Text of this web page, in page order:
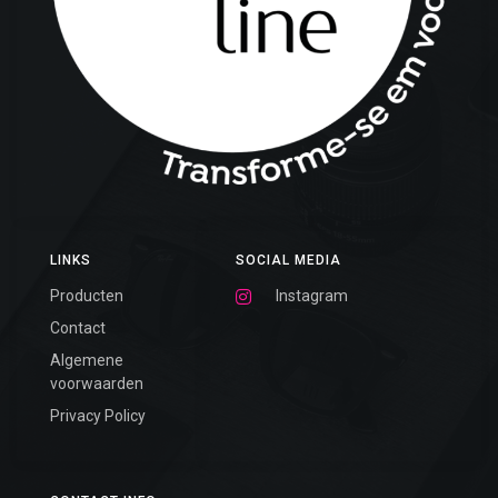
SOCIAL MEDIA
Instagram
LINKS
Producten
Contact
Algemene
voorwaarden
Privacy Policy